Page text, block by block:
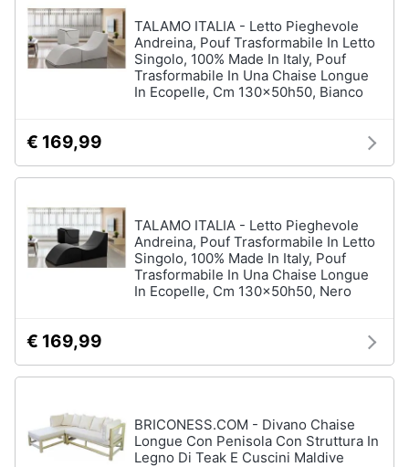
Arredamento
da
esterno
Piscine
in
Gazebo
Vedi
tutti
Lavanderia
Portabiancheria
lavanderia
TALAMO ITALIA - Letto Pieghevole
Andreina, Pouf Trasformabile In Letto
Singolo, 100% Made In Italy, Pouf
Trasformabile In Una Chaise Longue
In Ecopelle, Cm 130x50h50, Bianco
€ 169,99
TALAMO ITALIA - Letto Pieghevole
Andreina, Pouf Trasformabile In Letto
Singolo, 100% Made In Italy, Pouf
Trasformabile In Una Chaise Longue
In Ecopelle, Cm 130x50h50, Nero
€ 169,99
BRICONESS.COM - Divano Chaise
Longue Con Penisola Con Struttura In
Legno Di Teak E Cuscini Maldive